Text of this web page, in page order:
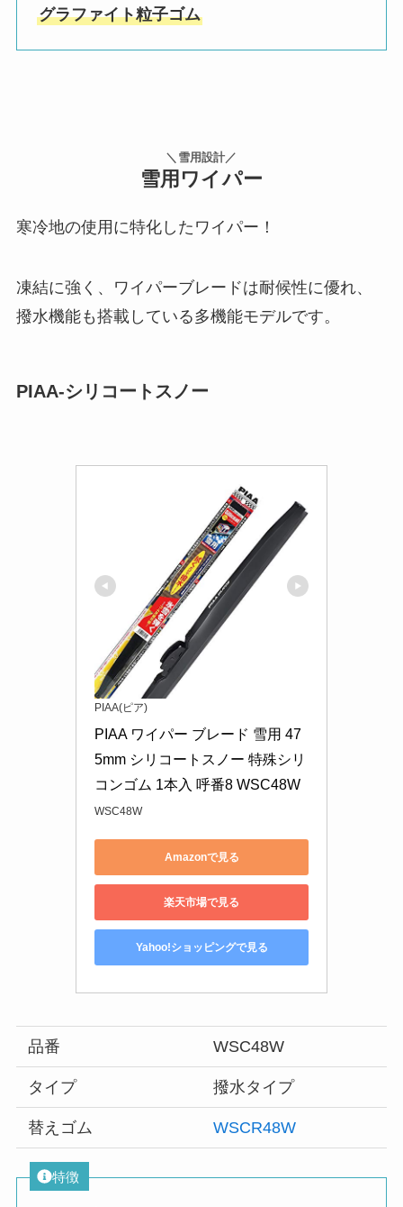
グラファイト粒子ゴム
＼雪用設計／
雪用ワイパー
寒冷地の使用に特化したワイパー！
凍結に強く、ワイパーブレードは耐候性に優れ、
撥水機能も搭載している多機能モデルです。
PIAA-シリコートスノー
PIAA(ピア)
PIAA ワイパー ブレード 雪用 47
5mm シリコートスノー 特殊シリ
コンゴム 1本入 呼番8 WSC48W
WSC48W
Amazonで見る
楽天市場で見る
Yahoo!ショッピングで見る
品番 WSC48W
タイプ 撥水タイプ
替えゴム WSCR48W
特徴